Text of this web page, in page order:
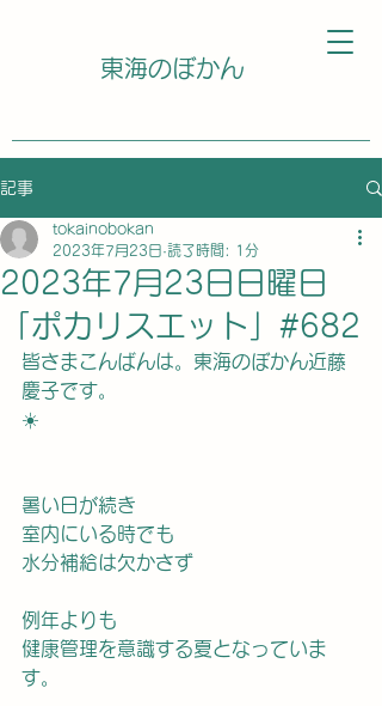
東海のぼかん
記事
2023年7月23日日曜日
「ポカリスエット」#682
tokainobokan
2023年7月23日 読了時間: 1分
皆さまこんばんは。東海のぼかん近藤
慶子です。
☀️
暑い日が続き
室内にいる時でも
水分補給は欠かさず
例年よりも
健康管理を意識する夏となっていま
す。